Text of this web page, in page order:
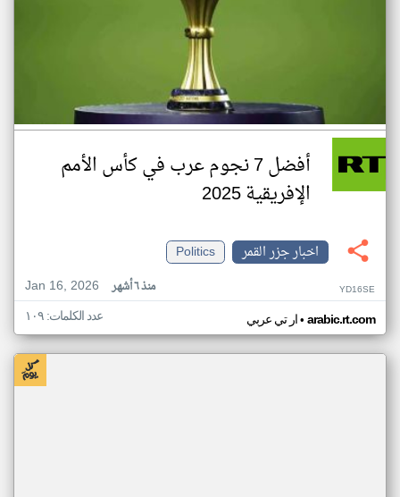
أفضل 7 نجوم عرب في كأس الأمم
الإفريقية 2025
اخبار جزر القمر
Politics
Jan 16, 2026
منذ ٦ أشهر YD16SE
ار تي عربي• arabic.rt.com عدد الكلمات: ١٠٩